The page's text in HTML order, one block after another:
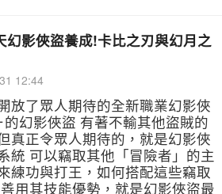
影俠盜養成!卡比之刃與幻月之
12:44
放了眾人期待的全新職業幻影俠
幻影俠盜 有著不輸其他盜賊的
真正令眾人期待的，就是幻影俠
統 可以竊取其他「冒險者」的主
練功與打王，如何搭配這些竊取
用其技能優勢，就是幻影俠盜最